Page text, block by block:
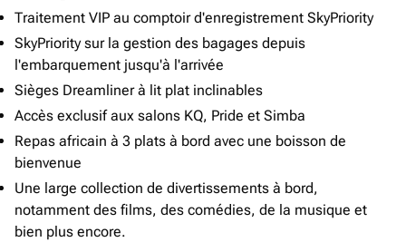
Traitement VIP au comptoir d'enregistrement SkyPriority
SkyPriority sur la gestion des bagages depuis
l'embarquement jusqu'à l'arrivée
Sièges Dreamliner à lit plat inclinables
Accès exclusif aux salons KQ, Pride et Simba
Repas africain à 3 plats à bord avec une boisson de
bienvenue
Une large collection de divertissements à bord,
notamment des films, des comédies, de la musique et
bien plus encore.